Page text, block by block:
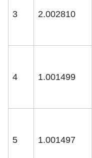
3 2.002810
4 1.001499
5 1.001497